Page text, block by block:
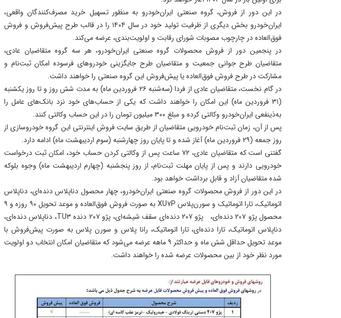
در این دور از فروش، گروه صنعتی ایران‌خودرو به منظور تسهیل خرید مصرف‌کنندگان واقعی،
ایران‌خودرو بخش دیگری از ظرفیت تولید خود در سال ۱۴۰۴ را در قالب طرح پیش‌فروش و فروش
فوق‌العاده در چارچوب مصوبات شورای رقابت و اولویت‌بندی، عرضه می‌کند.
در پنجمین دور از فروش محصولات گروه صنعتی ایران‌خودرو، هر سه گروه متقاضیان عادی،
متقاضیان طرح جوانی جمعیت و متقاضیان طرح جایگزینی خودروهای فرسوده امکان ثبت‌نام و
مشارکت در طرح فروش فوق‌العاده یا پیش‌فروش این گروه صنعتی را خواهند داشت.
در گام نخست، متقاضیان عادی از فردا (سه‌شنبه ۲۶ فروردین ماه) به مدت شش روز و تا روز یکشنبه
(۳۱ فروردین ماه) این امکان را خواهند داشت که یکی از حساب‌های خود نزد بانک‌های عامل را
به‌ذینفعی ایران‌خودرو وکالتی کرده و مبلغ ۳۰۰ میلیون تومان را در این حساب وکالتی کنند.
پس از آن، زمان ثبت‌نام خودرویی متقاضیان از طریق سایت فروش اینترنتی این گروه خودروسازی از
روز جمعه (۲۹ فروردین ماه) آغاز شده و تا پایان روز چهارشنبه (سوم اردیبهشت ماه) ادامه دارد.
گفتنی است که متقاضیان عادی، ۷۲ ساعت پس از وکالتی کردن حساب خود، امکان ثبت درخواست
خودرویی دارند و پس از پایان مهلت ثبت‌نام، از روز پنجشنبه (چهارم اردیبهشت ماه) وجوه بلوکه
شده متقاضیان آزاد و قابل برداشت خواهد بود.
در این دور از فروش محصولات گروه صنعتی ایران‌خودرو، چهار محصول دناپلاس دنده‌ای، دناپلاس
اتوماتیک، تارا اتوماتیک و سورن‌پلاس XU۷P به صورت فروش فوق‌العاده و موعد تحویل ۹۰ روزه و ۹
محصول پژو ۲۰۷ دنده‌ای، پژو ۲۰۷ دنده‌ای سقف شیشه‌ای، پژو ۲۰۷ دنده‌ TU۳، دناپلاس دنده‌ای،
دناپلاس اتوماتیک، تارا دنده‌ای، تارا اتوماتیک، رانا پلاس و سورن پلاس به صورت پیش‌فروش با
موعد تحویل حداقل شش ماه و حداکثر ۹ ماهه عرضه می‌شود که متقاضیان امکان انتخاب دو اولویت
مورد نظر خود از بین محصولات عرضه شده را خواهند داشت.